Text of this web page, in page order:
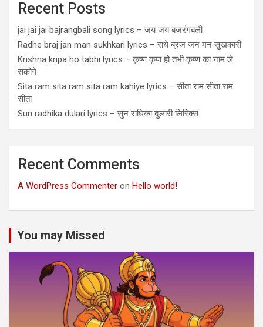
Recent Posts
jai jai jai bajrangbali song lyrics – जय जय बजरंगबली
Radhe braj jan man sukhkari lyrics – राधे ब्रज जन मन सुखकारी
Krishna kripa ho tabhi lyrics – कृष्ण कृपा हो तभी कृष्ण का नाम ले
सकोगे
Sita ram sita ram sita ram kahiye lyrics – सीता राम सीता राम
सीता
Sun radhika dulari lyrics – सुन राधिका दुलारी लिरिक्स
Recent Comments
A WordPress Commenter on Hello world!
You may Missed